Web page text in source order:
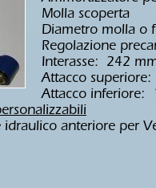
Molla scoperta
Diametro molla o
Regolazione
Interasse: 242
Attacco superiore:
Attacco inferiore:
anteriore per